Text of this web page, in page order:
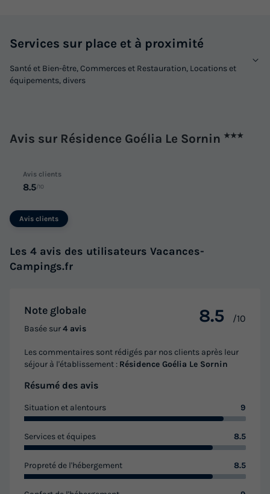
Services sur place et à proximité
Santé et Bien-être, Commerces et Restauration, Locations et
équipements, divers
Avis sur Résidence Goélia Le Sornin ★★★
Avis clients
8.5/10
Avis clients
Les 4 avis des utilisateurs Vacances-
Campings.fr
Note globale
Basée sur4 avis
8.5 /10
Les commentaires sont rédigés par nos clients après leur
séjour à l'établissement : Résidence Goélia Le Sornin
Résumé des avis
Situation et alentours 9
Services et équipes 8.5
Propreté de l'hébergement 8.5